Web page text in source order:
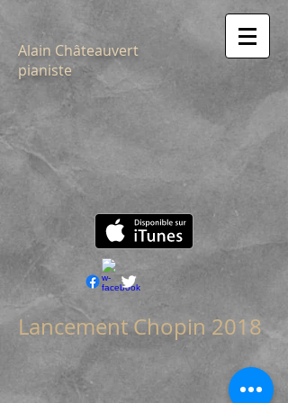
Alain Châteauvert
pianiste
Lancement Chopin 2018